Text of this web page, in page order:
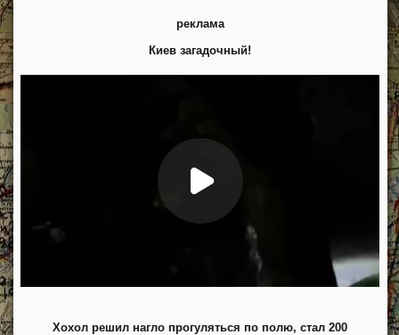
реклама
Киев загадочный!
Хохол решил нагло прогуляться по полю, стал 200